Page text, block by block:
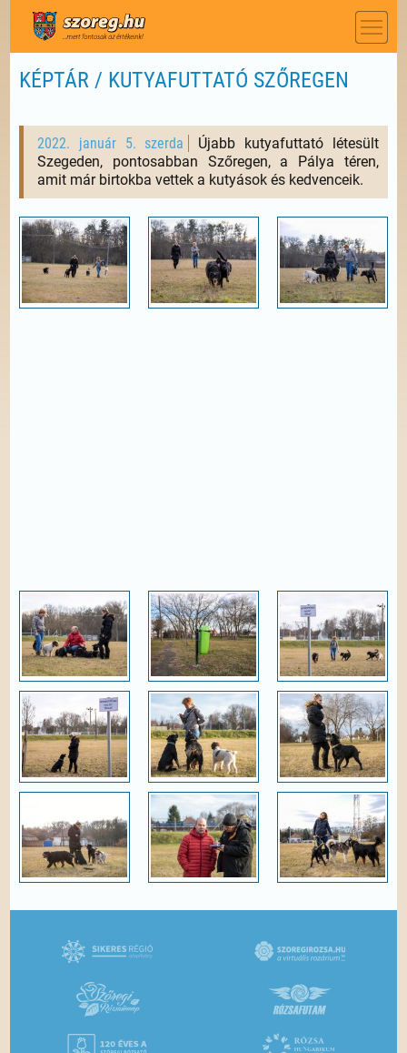
KÉPTÁR / KUTYAFUTTATÓ SZŐREGEN
2022. január 5. szerda
Újabb kutyafuttató létesült
Szegeden, pontosabban Szőregen, a Pálya téren,
amit már birtokba vettek a kutyások és kedvenceik.